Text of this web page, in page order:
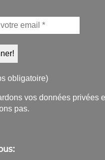
obligatoire)
vos données privées
pas.